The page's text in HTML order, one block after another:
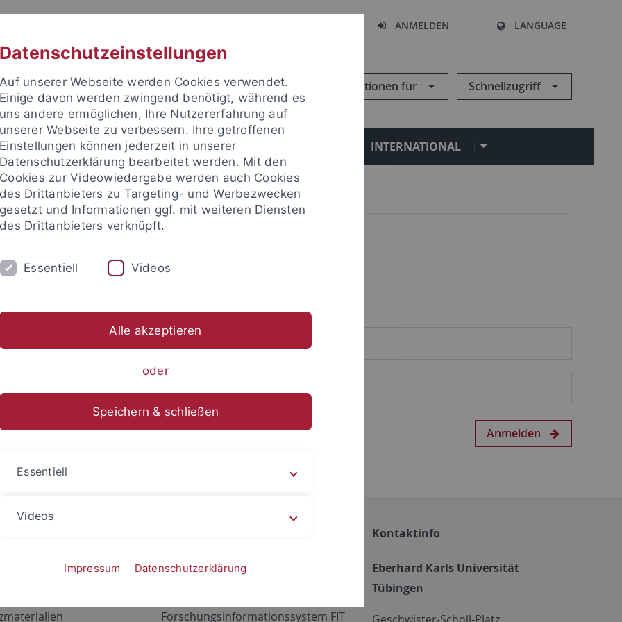
ANMELDEN LANGUAGE
Informationen für Schnellzugriff
FORSCHUNG EINRICHTUNGEN INTERNATIONAL
um sich anzumelden:
Anmelden
Netzwerk
ALMA
Forschungsinformationssystem FIT
Kontaktinfo
Eberhard Karls Universität
Tübingen
Datenschutzeinstellungen
Auf unserer Webseite werden Cookies verwendet.
Einige davon werden zwingend benötigt, während es
uns andere ermöglichen, Ihre Nutzererfahrung auf
unserer Webseite zu verbessern. Ihre getroffenen
Einstellungen können jederzeit in unserer
Datenschutzerklärung bearbeitet werden. Mit den
Cookies zur Videowiedergabe werden auch Cookies
des Drittanbieters zu Targeting- und Werbezwecken
gesetzt und Informationen ggf. mit weiteren Diensten
des Drittanbieters verknüpft.
Essentiell Videos
Alle akzeptieren
oder
Speichern & schließen
Essentiell
Videos
Impressum Datenschutzerklärung